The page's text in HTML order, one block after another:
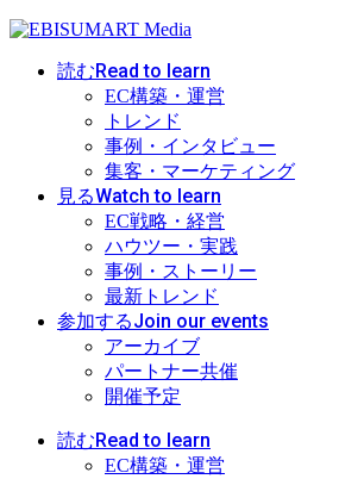
読むRead to learn
EC構築・運営
トレンド
事例・インタビュー
集客・マーケティング
見るWatch to learn
EC戦略・経営
ハウツー・実践
事例・ストーリー
最新トレンド
参加するJoin our events
アーカイブ
パートナー共催
開催予定
読むRead to learn
EC構築・運営